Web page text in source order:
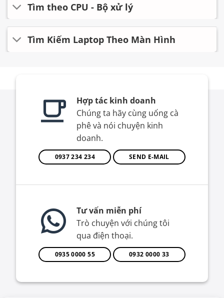
Tìm theo CPU - Bộ xử lý
Tìm Kiếm Laptop Theo Màn Hình
Hợp tác kinh doanh
Chúng ta hãy cùng uống cà
phê và nói chuyện kinh
doanh.
0937 234 234 SEND E-MAIL
Tư vấn miễn phí
Trò chuyện với chúng tôi
qua điện thoại.
0935 0000 55 0932 0000 33